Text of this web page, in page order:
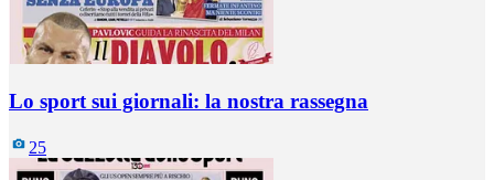
Lo sport sui giornali: la nostra rassegna
25